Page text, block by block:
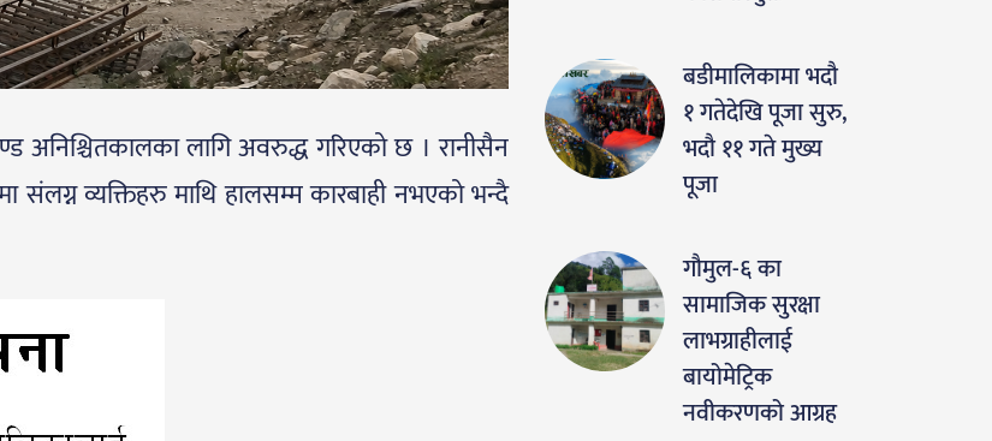
अनिश्चितकालका लागि अवरुद्ध गरिएको छ । रानीसैन
संलग्न व्यक्तिहरु माथि हालसम्म कारबाही नभएको भन्दै
बडीमालिकामा भदौ
१ गतेदेखि पूजा सुरु,
भदौ ११ गते मुख्य
पूजा
गौमुल-६ का
सामाजिक सुरक्षा
लाभग्राहीलाई
बायोमेट्रिक
नवीकरणको आग्रह